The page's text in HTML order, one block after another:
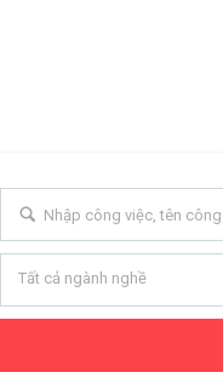
Tất cả ngành nghề